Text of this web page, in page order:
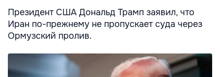
Президент США Дональд Трамп заявил, что
Иран по-прежнему не пропускает суда через
Ормузский пролив.